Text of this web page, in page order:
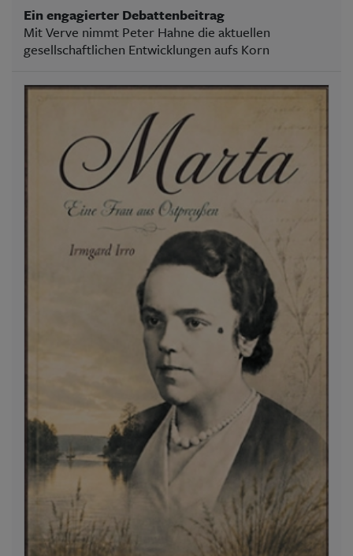
Ein engagierter Debattenbeitrag
Mit Verve nimmt Peter Hahne die aktuellen
gesellschaftlichen Entwicklungen aufs Korn